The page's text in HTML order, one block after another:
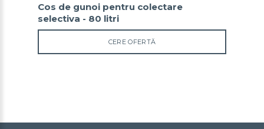
Cos de gunoi pentru colectare
selectiva - 80 litri
CERE OFERTĂ